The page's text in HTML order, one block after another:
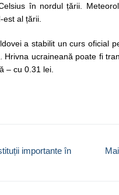
în nordul țării.
est al țării.
a stabilit un curs oficial
Hrivna ucraineană poate fi
– cu 0.31 lei.
importante în